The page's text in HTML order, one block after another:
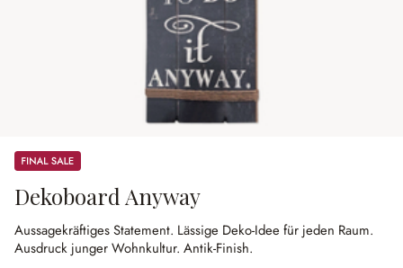
Sale
Dekoboard Anyway
Aussagekräftiges Statement. Lässige Deko-Idee für jeden Raum.
Ausdruck junger Wohnkultur. Antik-Finish.